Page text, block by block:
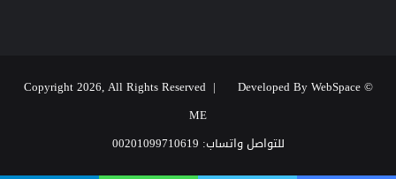
© Copyright 2026, All Rights Reserved |
Developed By WebSpace
ME
للتواصل واتساب: 00201099710619